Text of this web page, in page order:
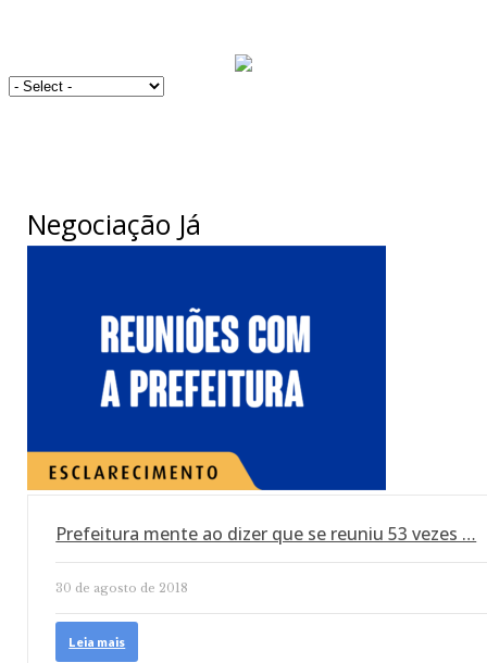
Negociação Já
Prefeitura mente ao dizer que se reuniu 53 vezes …
30 de agosto de 2018
Leia mais